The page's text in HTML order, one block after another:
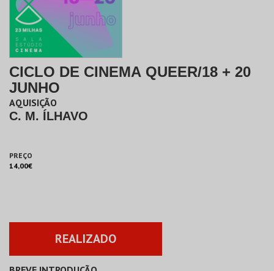
DESPORTO & AVENTURA
CICLO DE CINEMA QUEER/18 + 20
JUNHO
AQUISIÇÃO
C. M. ÍLHAVO
PREÇO
14,00€
REALIZADO